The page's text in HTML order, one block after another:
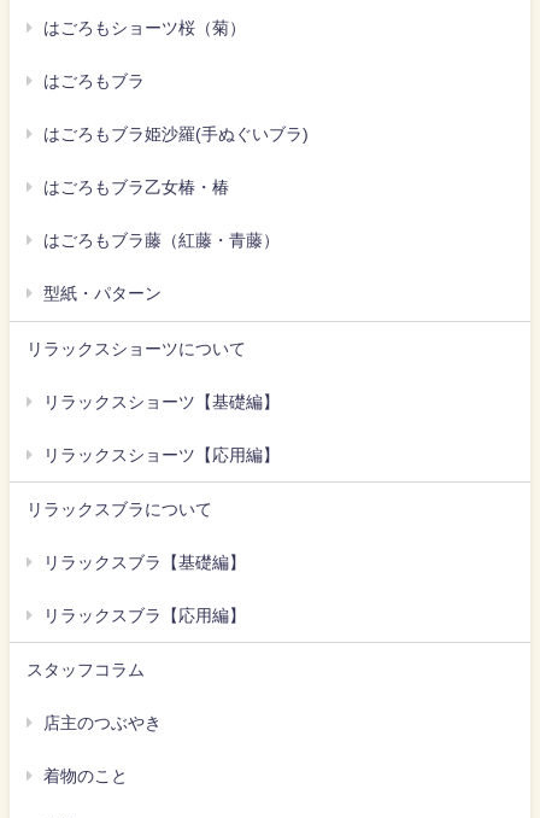
はごろもショーツ桜（菊）
はごろもブラ
はごろもブラ姫沙羅(手ぬぐいブラ)
はごろもブラ乙女椿・椿
はごろもブラ藤（紅藤・青藤）
型紙・パターン
リラックスショーツについて
リラックスショーツ【基礎編】
リラックスショーツ【応用編】
リラックスブラについて
リラックスブラ【基礎編】
リラックスブラ【応用編】
スタッフコラム
店主のつぶやき
着物のこと